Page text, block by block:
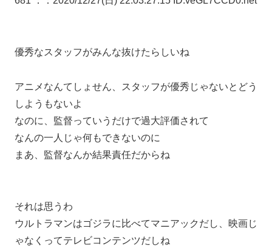
優秀なスタッフがみんな抜けたらしいね
アニメなんてしょせん、スタッフが優秀じゃないとどう
しようもないよ
なのに、監督っていうだけで過大評価されて
なんの一人じゃ何もできないのに
まあ、監督なんか結果責任だからね
それは思うわ
ウルトラマンはゴジラに比べてマニアックだし、映画じ
ゃなくってテレビコンテンツだしね